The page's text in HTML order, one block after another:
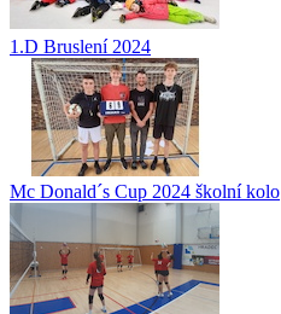
1.D Bruslení 2024
Mc Donald´s Cup 2024 školní kolo